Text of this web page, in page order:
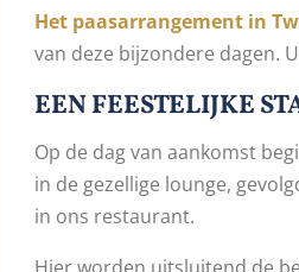
Het paasarrangement in
van deze bijzondere dagen.
EEN FEESTELIJKE
Op de dag van aankomst
in de gezellige lounge,
in ons restaurant.
Hier worden uitsluitend de